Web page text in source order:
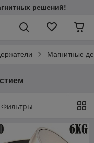
решений!
Магнитные
Фильтры